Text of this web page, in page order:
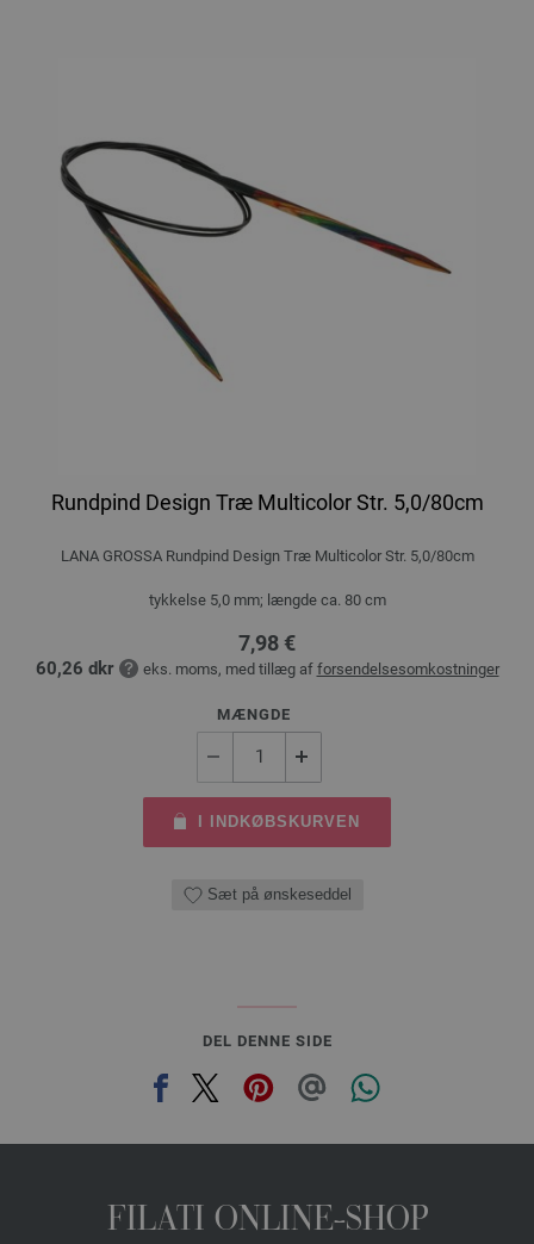
Rundpind Design Træ Multicolor Str. 5,0/80cm
LANA GROSSA Rundpind Design Træ Multicolor Str. 5,0/80cm
tykkelse 5,0 mm; længde ca. 80 cm
7,98 €
60,26 dkr eks. moms, med tillæg af forsendelsesomkostninger
MÆNGDE
I INDKØBSKURVEN
Sæt på ønskeseddel
DEL DENNE SIDE
FILATI ONLINE-SHOP